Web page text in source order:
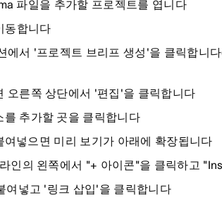
파일을 추가할 프로젝트를 엽니다
동합니다
에서 '프로젝트 브리프 생성'을 클릭합니
오른쪽 상단에서 '편집'을 클릭합니다
를 추가할 곳을 클릭합니다
여넣으면 미리 보기가 아래에 확장됩니다
인의 왼쪽에서 "+ 아이콘"을 클릭하고
여넣고 '링크 삽입'을 클릭합니다